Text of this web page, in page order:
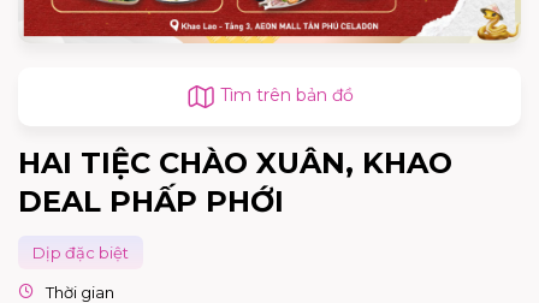
Tìm trên bản đồ
HAI TIỆC CHÀO XUÂN, KHAO
DEAL PHẤP PHỚI
Dịp đặc biệt
Thời gian